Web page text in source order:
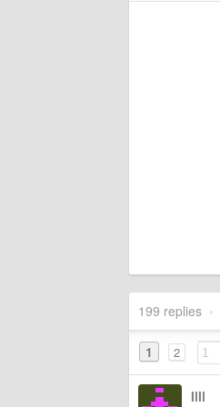
199 replies •
1 2
IlIl